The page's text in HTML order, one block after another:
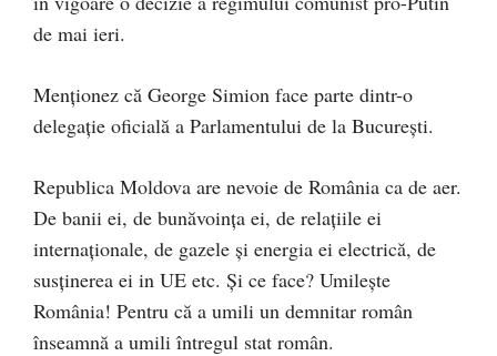
de mai ieri.
Menționez că George Simion face parte dintr-o
delegație oficială a Parlamentului de la București.
Republica Moldova are nevoie de România ca de aer.
De banii ei, de bunăvoința ei, de relațiile ei
internaționale, de gazele și energia ei electrică, de
susținerea ei in UE etc. Și ce face? Umilește
România! Pentru că a umili un demnitar român
înseamnă a umili întregul stat român.